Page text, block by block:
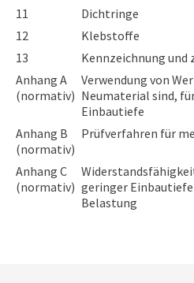
11
Dichtringe
12
Klebstoffe
13
Kennzeichnung und
Anhang A
(normativ)
Verwendung von
Neumaterial sind,
Einbautiefe
Anhang B
(normativ)
Prüfverfahren für
Anhang C
(normativ) geringer
Belastung